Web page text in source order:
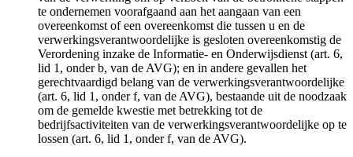
te ondernemen voorafgaand aan het aangaan van een
overeenkomst of een overeenkomst die tussen u en de
verwerkingsverantwoordelijke is gesloten overeenkomstig de
Verordening inzake de Informatie- en Onderwijsdienst (art. 6,
lid 1, onder b, van de AVG); en in andere gevallen het
gerechtvaardigd belang van de verwerkingsverantwoordelijke
(art. 6, lid 1, onder f, van de AVG), bestaande uit de noodzaak
om de gemelde kwestie met betrekking tot de
bedrijfsactiviteiten van de verwerkingsverantwoordelijke op te
lossen (art. 6, lid 1, onder f, van de AVG).